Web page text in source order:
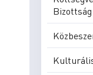
Bizottság